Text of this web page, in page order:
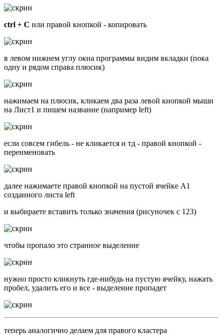
ctrl + C или правой кнопкой - копировать
в левом нижнем углу окна программы видим вкладки (пока
одну и рядом справа плюсик)
нажимаем на плюсик, кликаем два раза левой кнопкой мыши
на Лист1 и пишем название (например left)
если совсем гибель - не кликается и тд - правой кнопкой -
переименовать
далее нажимаете правой кнопкой на пустой ячейке A1
созданного листа left
и выбираете вставить только значения (рисуночек с 123)
чтобы пропало это странное выделение
нужно просто кликнуть где-нибудь на пустую ячейку, нажать
пробел, удалить его и все - выделение пропадет
теперь аналогично делаем для правого кластера